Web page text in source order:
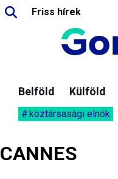
Friss hírek
Belföld Külföld
köztársasági elnök
CANNES